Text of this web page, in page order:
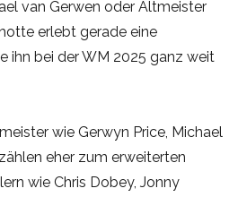
van Gerwen oder Altmeister
erlebt gerade eine
ihn bei der WM 2025 ganz weit
wie Gerwyn Price, Michael
eher zum erweiterten
wie Chris Dobey, Jonny